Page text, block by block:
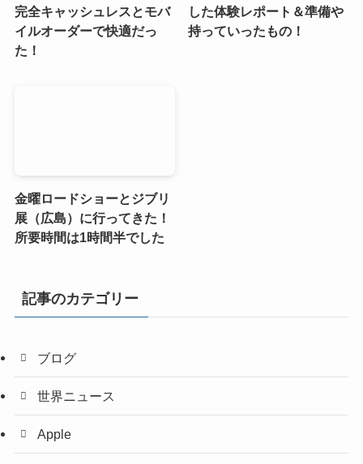
完全キャッシュレスとモバ
イルオーダーで快適だっ
た！
した体験レポート＆準備や
持っていったもの！
金曜ロードショーとジブリ
展（広島）に行ってきた！
所要時間は1時間半でした
記事のカテゴリー
ブログ
世界ニュース
Apple